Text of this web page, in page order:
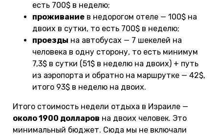
есть 700$ в неделю;
проживание в недорогом отеле — 100$ на
двоих в сутки, то есть 700$ в неделю;
проезды на автобусах — 7 шекелей на
человека в одну сторону, то есть минимум
7,3$ в сутки (51$ в неделю на двоих) + путь
из аэропорта и обратно на маршрутке — 42$,
итого 93$ в неделю на двоих.
Итого стоимость недели отдыха в Израиле —
около 1900 долларов на двоих человек. Это
минимальный бюджет. Сюда мы не включали